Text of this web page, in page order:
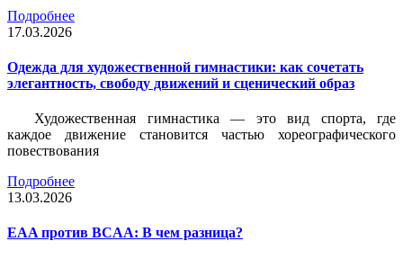
Подробнее
17.03.2026
Одежда для художественной гимнастики: как сочетать
элегантность, свободу движений и сценический образ
Художественная гимнастика — это вид спорта, где
каждое движение становится частью хореографического
повествования
Подробнее
13.03.2026
EAA против BCAA: В чем разница?